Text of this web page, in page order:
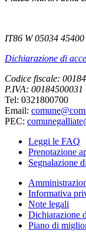
IT86 W 05034
Dichiarazione di
Codice fiscale:
P.IVA: 00184500031
Tel: 0321800700
Email:
PEC:
Leggi le FAQ
Prenotazione
Segnalazione
Informativa
Note legali
Dichiarazione
Piano di